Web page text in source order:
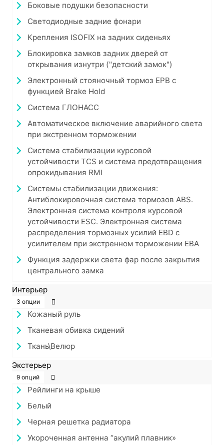
Боковые подушки безопасности
Светодиодные задние фонари
Крепления ISOFIX на задних сиденьях
Блокировка замков задних дверей от
открывания изнутри ("детский замок")
Электронный стояночный тормоз EPB с
функцией Brake Hold
Система ГЛОНАСС
Автоматическое включение аварийного света
при экстренном торможении
Система стабилизации курсовой
устойчивости TCS и система предотвращения
опрокидывания RMI
Системы стабилизации движения:
Антиблокировочная система тормозов ABS.
Электронная система контроля курсовой
устойчивости ESC. Электронная система
распределения тормозных усилий EBD с
усилителем при экстренном торможении EBA
Функция задержки света фар после закрытия
центрального замка
Интерьер
3 опции
Кожаный руль
Тканевая обивка сидений
Ткань\Велюр
Экстерьер
9 опций
Рейлинги на крыше
Белый
Черная решетка радиатора
Укороченная антенна “акулий плавник»